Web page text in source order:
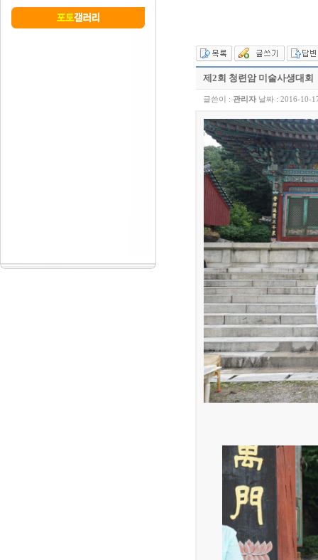
제2회 청련암 미술사생대회
글쓴이 : 관리자날짜 : 2016-10-